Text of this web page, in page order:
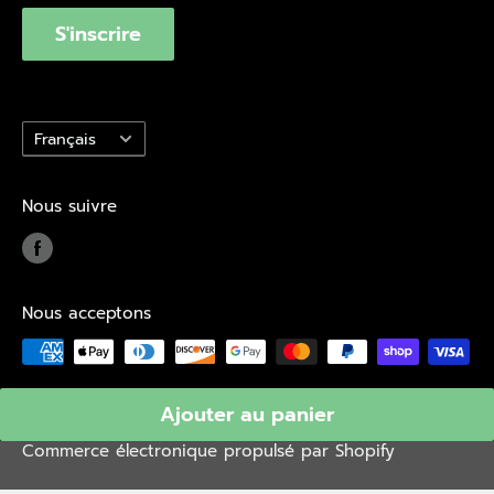
Ajouter au panier
S'inscrire
Langue
Français
Nous suivre
Nous acceptons
© 2026 Branchaud
Commerce électronique propulsé par Shopify